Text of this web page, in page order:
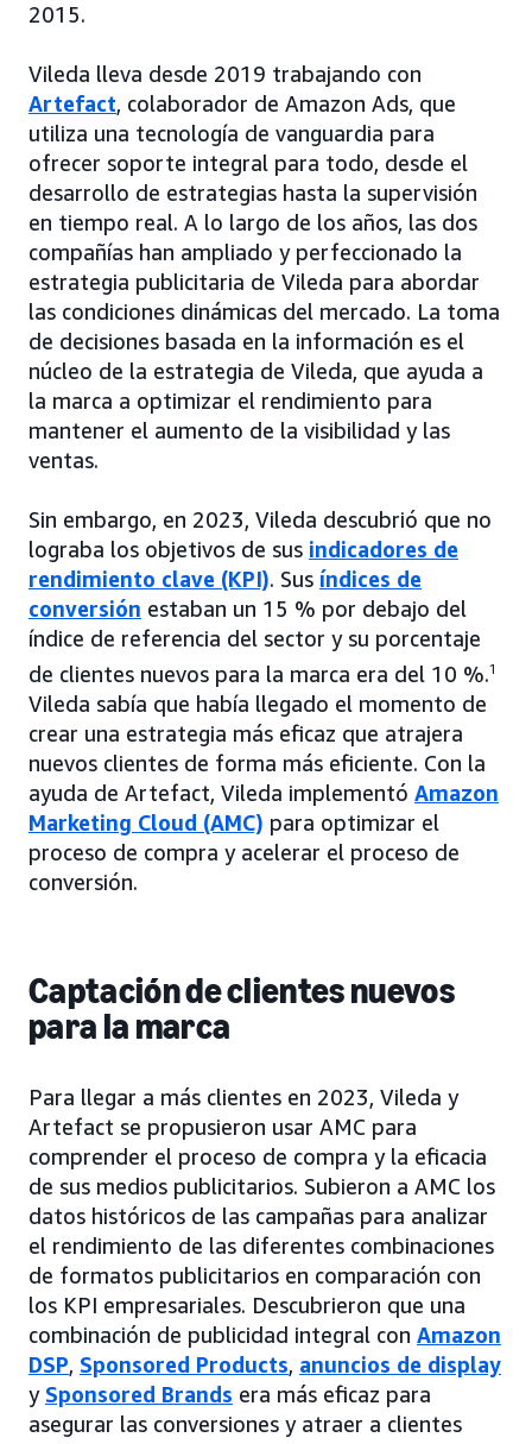
2015.
Vileda lleva desde 2019 trabajando con
Artefact, colaborador de Amazon Ads, que
utiliza una tecnología de vanguardia para
ofrecer soporte integral para todo, desde el
desarrollo de estrategias hasta la supervisión
en tiempo real. A lo largo de los años, las dos
compañías han ampliado y perfeccionado la
estrategia publicitaria de Vileda para abordar
las condiciones dinámicas del mercado. La toma
de decisiones basada en la información es el
núcleo de la estrategia de Vileda, que ayuda a
la marca a optimizar el rendimiento para
mantener el aumento de la visibilidad y las
ventas.
Sin embargo, en 2023, Vileda descubrió que no
lograba los objetivos de sus indicadores de
rendimiento clave (KPI). Sus índices de
conversión estaban un 15 % por debajo del
índice de referencia del sector y su porcentaje
de clientes nuevos para la marca era del 10 %.1
Vileda sabía que había llegado el momento de
crear una estrategia más eficaz que atrajera
nuevos clientes de forma más eficiente. Con la
ayuda de Artefact, Vileda implementó Amazon
Marketing Cloud (AMC) para optimizar el
proceso de compra y acelerar el proceso de
conversión.
Captación de clientes nuevos
para la marca
Para llegar a más clientes en 2023, Vileda y
Artefact se propusieron usar AMC para
comprender el proceso de compra y la eficacia
de sus medios publicitarios. Subieron a AMC los
datos históricos de las campañas para analizar
el rendimiento de las diferentes combinaciones
de formatos publicitarios en comparación con
los KPI empresariales. Descubrieron que una
combinación de publicidad integral con Amazon
DSP, Sponsored Products, anuncios de display
y Sponsored Brands era más eficaz para
asegurar las conversiones y atraer a clientes